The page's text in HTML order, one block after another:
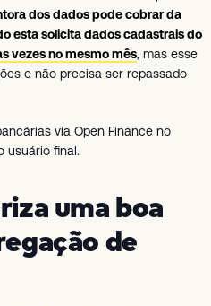
dos dados pode cobrar da
esta solicita dados cadastrais do
vezes no mesmo mês, mas esse
e não precisa ser repassado
via Open Finance no
usuário final.
uma boa
de